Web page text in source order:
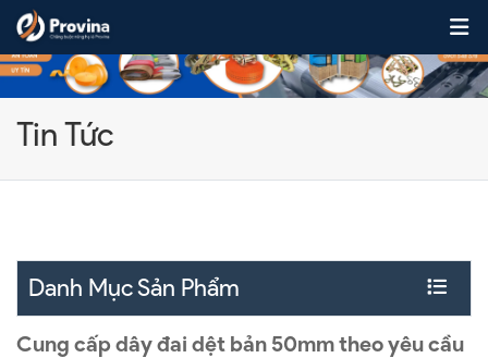
Skip to content
Tin Tức
Danh Mục Sản Phẩm
Cung cấp dây đai dệt bản 50mm theo yêu cầu